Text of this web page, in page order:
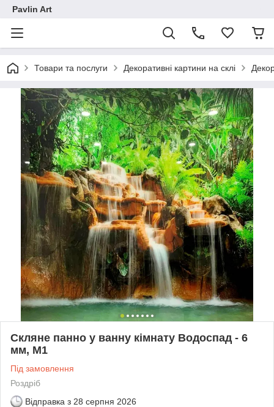
Pavlin Art
Товари та послуги Декоративні картини на склі
Скляне панно у ванну кімнату Водоспад - 6
мм, М1
Під замовлення
Роздріб
Відправка з 28 серпня 2026